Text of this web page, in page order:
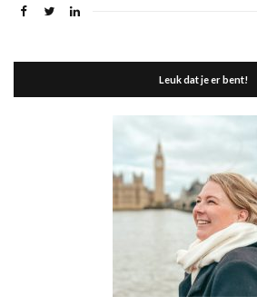
Leuk dat je er bent!